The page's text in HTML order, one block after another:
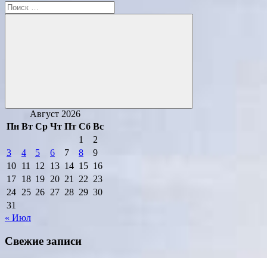
Поиск
для:
Поиск
Август 2026
Пн Вт Ср Чт Пт Сб Вс
1
2
3
4 5 6 7 8
9
10 11 12 13 14 15 16
17 18 19 20 21 22 23
24 25 26 27 28 29 30
31
« Июл
Свежие записи